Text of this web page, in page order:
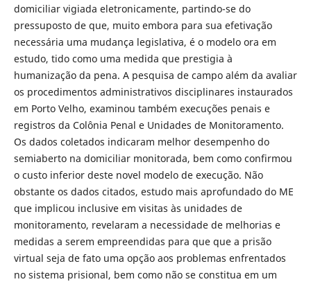
domiciliar vigiada eletronicamente, partindo-se do
pressuposto de que, muito embora para sua efetivação
necessária uma mudança legislativa, é o modelo ora em
estudo, tido como uma medida que prestigia à
humanização da pena. A pesquisa de campo além da avaliar
os procedimentos administrativos disciplinares instaurados
em Porto Velho, examinou também execuções penais e
registros da Colônia Penal e Unidades de Monitoramento.
Os dados coletados indicaram melhor desempenho do
semiaberto na domiciliar monitorada, bem como confirmou
o custo inferior deste novel modelo de execução. Não
obstante os dados citados, estudo mais aprofundado do ME
que implicou inclusive em visitas às unidades de
monitoramento, revelaram a necessidade de melhorias e
medidas a serem empreendidas para que que a prisão
virtual seja de fato uma opção aos problemas enfrentados
no sistema prisional, bem como não se constitua em um